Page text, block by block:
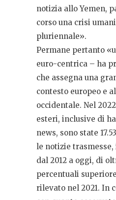
notizia allo Yemen,
corso una crisi
pluriennale».
Permane pertanto
euro-centrica – ha
che assegna una
contesto europeo e
occidentale. Nel
esteri, inclusive di
news, sono state
le notizie
dal 2012 a oggi, di
percentuali
rilevato nel 2021. In